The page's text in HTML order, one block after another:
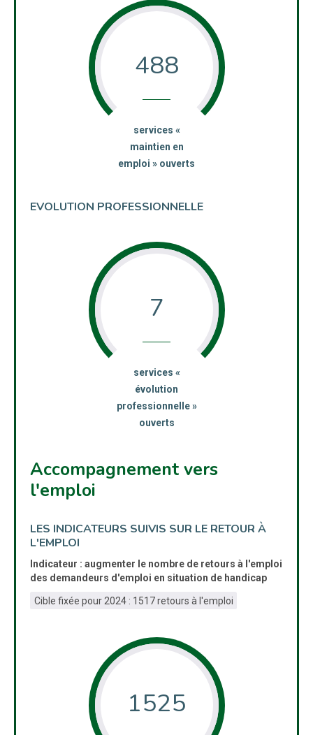
488
:services «
maintien en
emploi » ouverts
EVOLUTION PROFESSIONNELLE
7
:services «
évolution
professionnelle »
ouverts
Accompagnement vers
l'emploi
LES INDICATEURS SUIVIS SUR LE RETOUR À
L'EMPLOI
Indicateur : augmenter le nombre de retours à l'emploi
des demandeurs d'emploi en situation de handicap
Cible fixée pour 2024 : 1517 retours à l'emploi
1525